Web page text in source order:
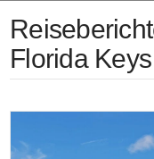
Florida Keys